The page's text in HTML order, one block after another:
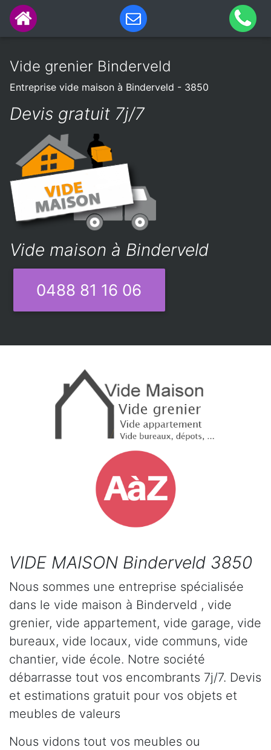
Vide grenier Binderveld
Entreprise vide maison à Binderveld - 3850
Devis gratuit 7j/7
Vide maison à Binderveld
0488 81 16 06
VIDE MAISON Binderveld 3850
Nous sommes une entreprise spécialisée
dans le vide maison à Binderveld , vide
grenier, vide appartement, vide garage, vide
bureaux, vide locaux, vide communs, vide
chantier, vide école. Notre société
débarrasse tout vos encombrants 7j/7. Devis
et estimations gratuit pour vos objets et
meubles de valeurs
Nous vidons tout vos meubles ou